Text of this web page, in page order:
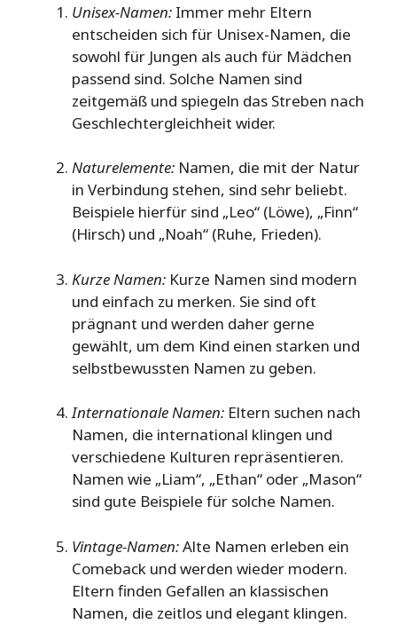
Unisex-Namen: Immer mehr Eltern
entscheiden sich für Unisex-Namen, die
sowohl für Jungen als auch für Mädchen
passend sind. Solche Namen sind
zeitgemäß und spiegeln das Streben nach
Geschlechtergleichheit wider.
Naturelemente: Namen, die mit der Natur
in Verbindung stehen, sind sehr beliebt.
Beispiele hierfür sind „Leo“ (Löwe), „Finn“
(Hirsch) und „Noah“ (Ruhe, Frieden).
Kurze Namen: Kurze Namen sind modern
und einfach zu merken. Sie sind oft
prägnant und werden daher gerne
gewählt, um dem Kind einen starken und
selbstbewussten Namen zu geben.
Internationale Namen: Eltern suchen nach
Namen, die international klingen und
verschiedene Kulturen repräsentieren.
Namen wie „Liam“, „Ethan“ oder „Mason“
sind gute Beispiele für solche Namen.
Vintage-Namen:Alte Namen erleben ein
Comeback und werden wieder modern.
Eltern finden Gefallen an klassischen
Namen, die zeitlos und elegant klingen.